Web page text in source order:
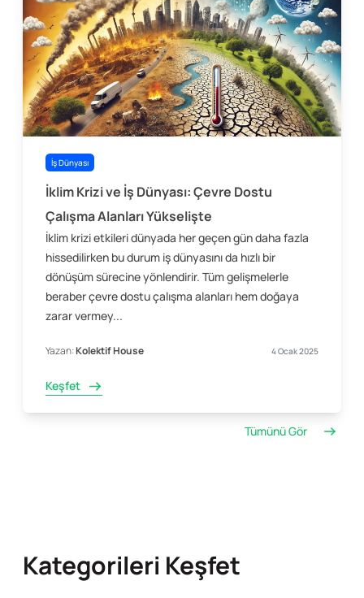
İş Dünyası
İklim Krizi ve İş Dünyası: Çevre Dostu
Çalışma Alanları Yükselişte
İklim krizi etkileri dünyada her geçen gün daha fazla
hissedilirken bu durum iş dünyasını da hızlı bir
dönüşüm sürecine yönlendirir. Tüm gelişmelerle
beraber çevre dostu çalışma alanları hem doğaya
zarar vermey...
Yazan:Kolektif House 4 Ocak 2025
Keşfet
Tümünü Gör
Kategorileri Keşfet